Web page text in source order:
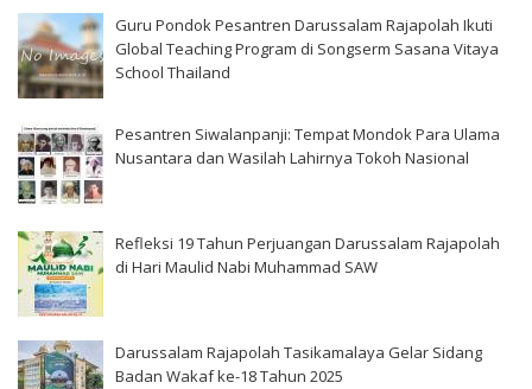
Guru Pondok Pesantren Darussalam Rajapolah Ikuti
Global Teaching Program di Songserm Sasana Vitaya
School Thailand
Pesantren Siwalanpanji: Tempat Mondok Para Ulama
Nusantara dan Wasilah Lahirnya Tokoh Nasional
Refleksi 19 Tahun Perjuangan Darussalam Rajapolah
di Hari Maulid Nabi Muhammad SAW
Darussalam Rajapolah Tasikamalaya Gelar Sidang
Badan Wakaf ke-18 Tahun 2025